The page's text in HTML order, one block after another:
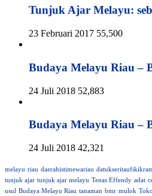
Tunjuk Ajar Melayu:
23 Februari 2017 55,500
Budaya Melayu Riau –
24 Juli 2018 52,883
Budaya Melayu Riau –
24 Juli 2018 42,321
melayu riau daerahistimewariau
tunjuk ajar tunjuk ajar melayu Tenas Effendy adat
usul Budaya Melayu Riau tanaman bmr mulok